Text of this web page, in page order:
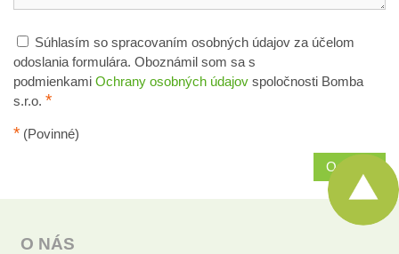
Súhlasím so spracovaním osobných údajov za účelom
odoslania formulára. Oboznámil som sa s
podmienkami Ochrany osobných údajov spoločnosti Bomba
s.r.o. *
* (Povinné)
Odoslať
O NÁS